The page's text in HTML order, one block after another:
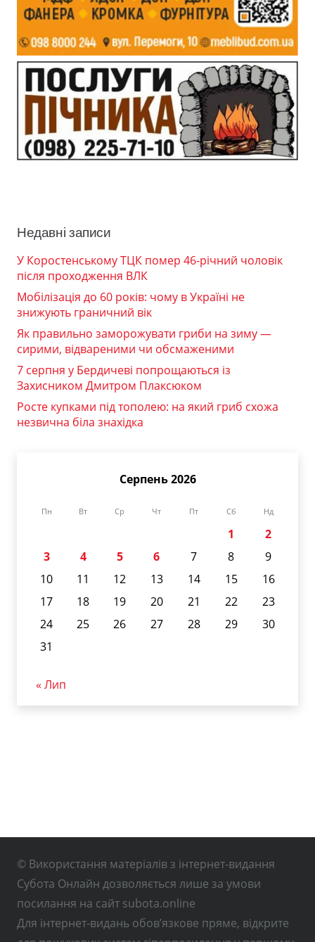
Недавні записи
У Коростенському ТЦК помер 46-річний чоловік
після проходження ВЛК
Мобілізація до 60 років: чому в Україні не
знижують граничний вік
Як правильно заморожувати гриби на зиму —
сирими, відвареними чи обсмаженими
7 серпня у Бердичеві попрощаються із
Захисником Дмитром Плаксюком
Росте купками під тополею: на який гриб схожа
незвична біла знахідка
Серпень 2026
Пн Вт Ср Чт Пт Сб Нд
1
2
3
4 5 6 7 8
9
10
11 12 13 14 15
16
17
18 19 20 21 22
23
24
25 26 27 28 29
30
31
« Лип
© Використання матеріалів з інтернет-видання
Субота Онлайн дозволяється лише за умови
посилання на сайт subota.online
Для інтернет-видань обов’язкове пряме, відкрите